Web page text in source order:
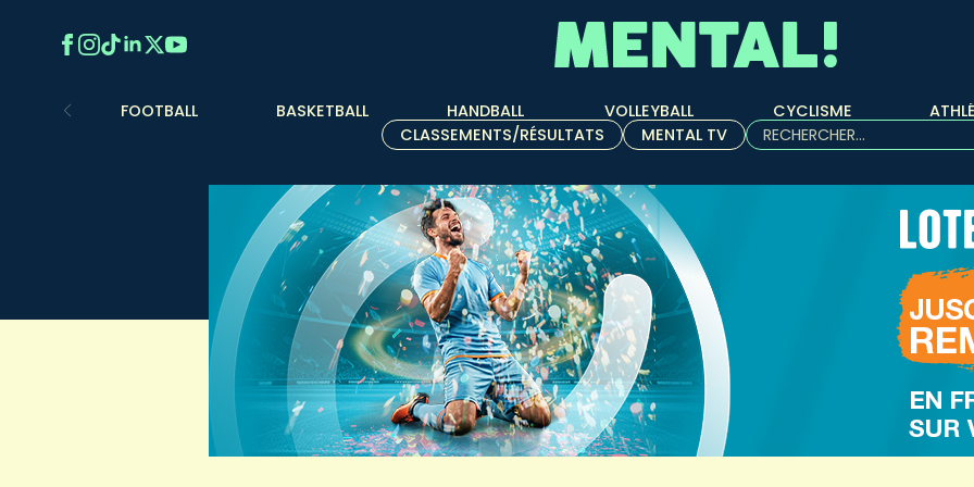
FOOTBALL BASKETBALL HANDBALL VOLLEYBALL CYCLISME
CLASSEMENTS/RÉSULTATS
MENTAL TV
Rechercher :